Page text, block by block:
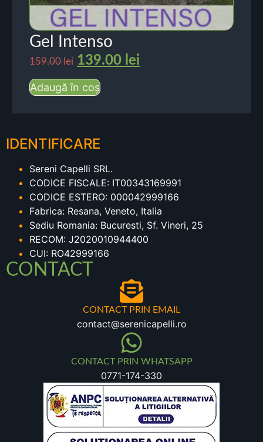
Gel Intenso
159.00lei 139.00 lei
Adaugă în coș
IDENTIFICARE
Sereni Capelli SRL.
CODICE FISCALE: IT00343169991
CODICE ESTERO: 000042999166
Fabrica: Resana, Veneto, Italia
Sediu Romania: Bucuresti, Sf. Vineri, 25
RECOM: J2020010944400
CUI: RO42999166
CONTACT
CONTACT PRIN EMAIL
contact@serenicapelli.ro
CONTACT PRIN WHATSAPP
0771-174-330